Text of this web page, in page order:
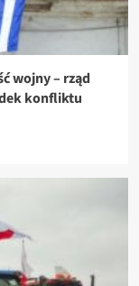
wojny – rząd
konfliktu